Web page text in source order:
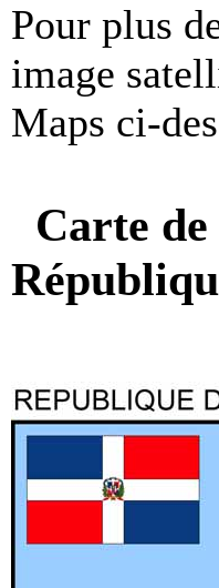
Pour plus
image
Maps ci-
Carte